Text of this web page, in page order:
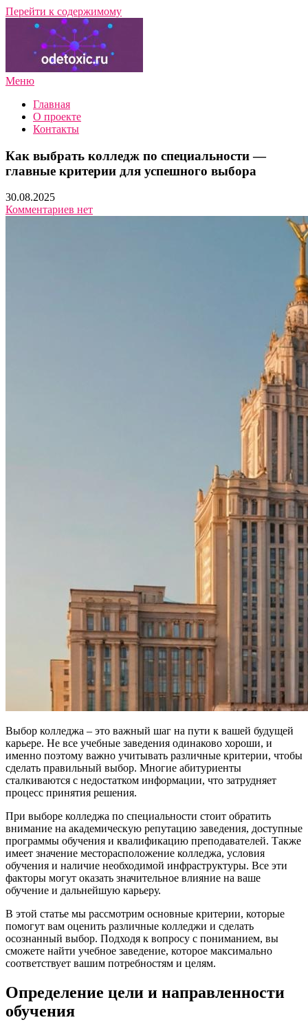
Перейти к содержимому
ПрофГид Онлайн
советы экспертов
Меню
Главная
О проекте
Контакты
Как выбрать колледж по специальности —
главные критерии для успешного выбора
30.08.2025
Комментариев нет
Выбор колледжа – это важный шаг на пути к вашей будущей
карьере. Не все учебные заведения одинаково хороши, и
именно поэтому важно учитывать различные критерии, чтобы
сделать правильный выбор. Многие абитуриенты
сталкиваются с недостатком информации, что затрудняет
процесс принятия решения.
При выборе колледжа по специальности стоит обратить
внимание на академическую репутацию заведения, доступные
программы обучения и квалификацию преподавателей. Также
имеет значение месторасположение колледжа, условия
обучения и наличие необходимой инфраструктуры. Все эти
факторы могут оказать значительное влияние на ваше
обучение и дальнейшую карьеру.
В этой статье мы рассмотрим основные критерии, которые
помогут вам оценить различные колледжи и сделать
осознанный выбор. Подходя к вопросу с пониманием, вы
сможете найти учебное заведение, которое максимально
соответствует вашим потребностям и целям.
Определение цели и направленности
обучения